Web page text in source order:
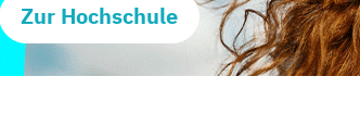
Zur Hochschule